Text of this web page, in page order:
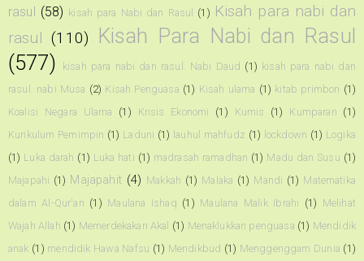
rasul (58) kisah para Nabi dan Rasul (1) Kisah para nabi dan
rasul (110)
Kisah Para Nabi dan Rasul
(577)
kisah para nabi dan rasul. Nabi Daud (1) kisah para nabi dan
rasul. nabi Musa (2) Kisah Penguasa (1) Kisah ulama (1) kitab primbon (1)
Koalisi Negara Ulama
(1) Krisis Ekonomi (1) Kumis (1) Kumparan (1)
Kurikulum Pemimpin (1) Laduni (1) lauhul mahfudz (1) lockdown (1) Logika
(1) Luka darah (1) Luka hati (1) madrasah ramadhan (1) Madu dan Susu (1)
Majapahi (1) Majapahit (4) Makkah (1) Malaka (1) Mandi (1) Matematika
dalam Al-Qur'an (1) Maulana Ishaq (1) Maulana Malik Ibrahi (1) Melihat
Wajah Allah (1) Memerdekakan Akal (1) Menaklukkan penguasa (1) Mendidik
anak (1) mendidik Hawa Nafsu (1) Mendikbud (1) Menggenggam Dunia (1)